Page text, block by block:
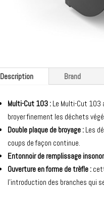
Description Brand
Multi-Cut 103 : Le Multi-Cut 103
broyer finement les déchets
Double plaque de broyage : Les
coups de façon continue.
Entonnoir de remplissage
Ouverture en forme de trèfle :
l’introduction des branches qui